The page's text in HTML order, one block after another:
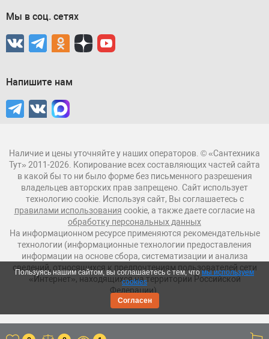
Мы в соц. сетях
Напишите нам
Наличие и цены уточняйте у наших операторов. © «Сантехника
Тут» 2011-2026. Копирование всех составляющих частей сайта
в какой бы то ни было форме без письменного разрешения
владельцев авторских прав запрещено. Сайт использует
технологию cookie. Используя сайт, Вы соглашаетесь с
правилами использования cookie, а также даете согласие на
обработку персональных данных
На информационном ресурсе применяются рекомендательные
технологии (информационные технологии предоставления
информации на основе сбора, систематизации и анализа
сведений, относящихся к предпочтениям пользователей сети
«Интернет», находящихся на территории Российской
Федерации).
Пользуясь нашим сайтом, вы соглашаетесь с тем, чтомы используем
cookies
Согласен